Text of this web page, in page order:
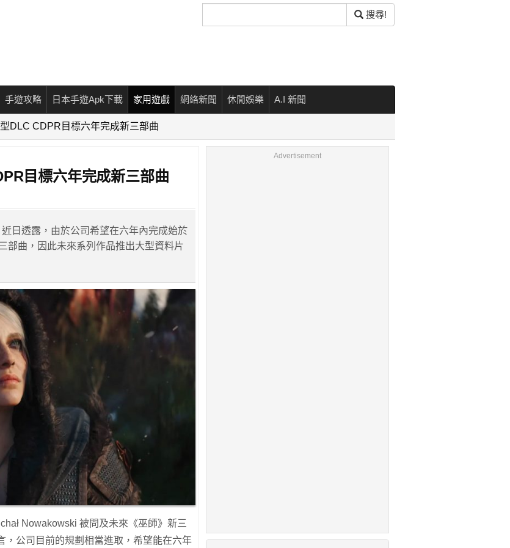
尋
搜尋!
手遊攻略 日本手遊Apk下載 家用遊戲 網絡新聞 休閒娛樂 A.I 新聞
DLC CDPR目標六年完成新三部曲
目標六年完成新三部曲
日透露，由於公司希望在六年內完成始於
部曲，因此未來系列作品推出大型資料片
Nowakowski 被問及未來《巫師》新三
，公司目前的規劃相當進取，希望能在六年
Advertisement